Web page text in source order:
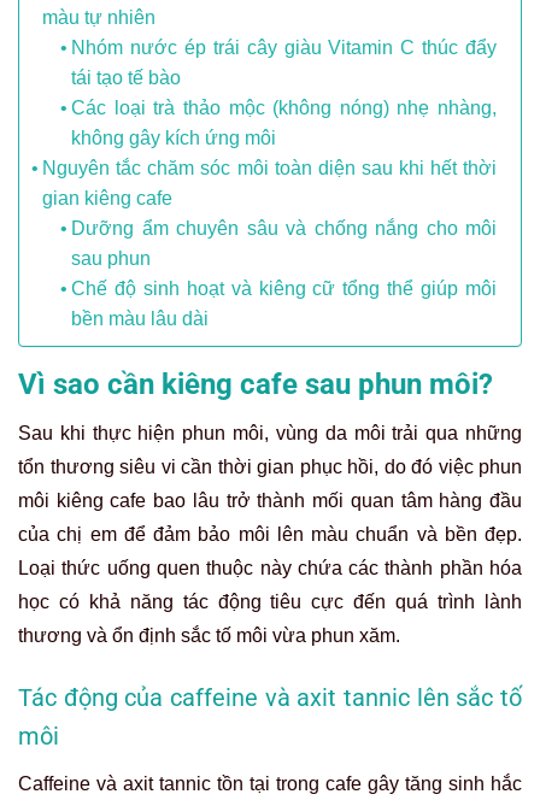
màu tự nhiên
Nhóm nước ép trái cây giàu Vitamin C thúc đẩy
tái tạo tế bào
Các loại trà thảo mộc (không nóng) nhẹ nhàng,
không gây kích ứng môi
Nguyên tắc chăm sóc môi toàn diện sau khi hết thời
gian kiêng cafe
Dưỡng ẩm chuyên sâu và chống nắng cho môi
sau phun
Chế độ sinh hoạt và kiêng cữ tổng thể giúp môi
bền màu lâu dài
Vì sao cần kiêng cafe sau phun môi?
Sau khi thực hiện phun môi, vùng da môi trải qua những
tổn thương siêu vi cần thời gian phục hồi, do đó việc phun
môi kiêng cafe bao lâu trở thành mối quan tâm hàng đầu
của chị em để đảm bảo môi lên màu chuẩn và bền đẹp.
Loại thức uống quen thuộc này chứa các thành phần hóa
học có khả năng tác động tiêu cực đến quá trình lành
thương và ổn định sắc tố môi vừa phun xăm.
Tác động của caffeine và axit tannic lên sắc tố
môi
Caffeine và axit tannic tồn tại trong cafe gây tăng sinh hắc